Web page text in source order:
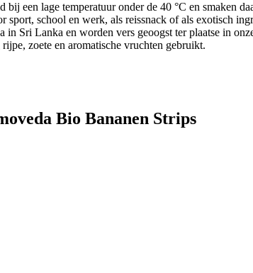
een lage temperatuur onder de 40 °C en smaken
sport, school en werk, als reissnack of als exotisch
Sri Lanka en worden vers geoogst ter plaatse in
zoete en aromatische vruchten gebruikt.
Bio Bananen Strips